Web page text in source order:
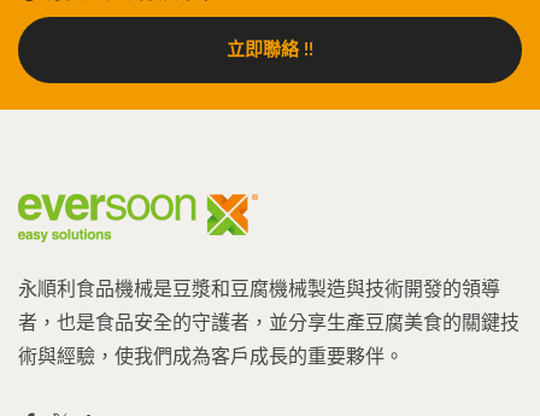
立即聯絡 !!
永順利食品機械是豆漿和豆腐機械製造與技術開發的領導
者，也是食品安全的守護者，並分享生產豆腐美食的關鍵技
術與經驗，使我們成為客戶成長的重要夥伴。